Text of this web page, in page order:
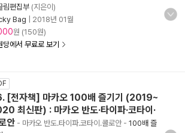
림편집부 (지은이)
Bag
2018년 01월
원 (150원)
당에서 무료로 보기
[전자책] 마카오 100배 즐기기 (2019~
최신판) : 마카오 반도·타이파·코타이·
안 - 마카오 반도.타이파.코타이.콜로안- 100배 즐